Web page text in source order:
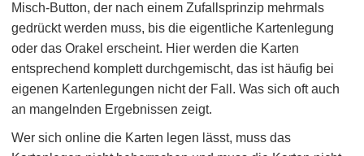
Misch-Button, der nach einem Zufallsprinzip mehrmals
gedrückt werden muss, bis die eigentliche Kartenlegung
oder das Orakel erscheint. Hier werden die Karten
entsprechend komplett durchgemischt, das ist häufig bei
eigenen Kartenlegungen nicht der Fall. Was sich oft auch
an mangelnden Ergebnissen zeigt.
Wer sich online die Karten legen lässt, muss das